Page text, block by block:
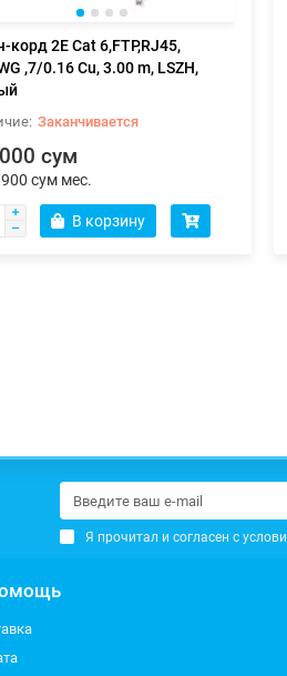
упр-ние, открытый нагрев.
сушка, белый
за быструю доставку..
корд 2E Cat 6,FTP,RJ45,
,7/0.16 Cu, 3.00 m, LSZH,
Заканчивается
сум
сум мес.
В корзину
Я прочитал и согласен с